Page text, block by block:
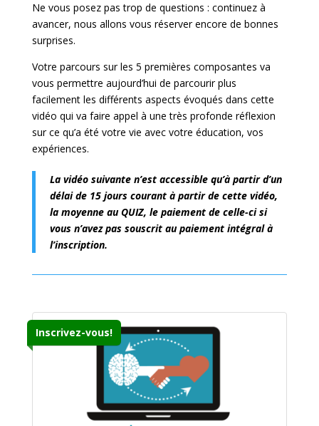
Ne vous posez pas trop de questions : continuez à
avancer, nous allons vous réserver encore de bonnes
surprises.
Votre parcours sur les 5 premières composantes va
vous permettre aujourd’hui de parcourir plus
facilement les différents aspects évoqués dans cette
vidéo qui va faire appel à une très profonde réflexion
sur ce qu’a été votre vie avec votre éducation, vos
expériences.
La vidéo suivante n’est accessible qu’à partir d’un
délai de 15 jours courant à partir de cette vidéo,
la moyenne au QUIZ, le paiement de celle-ci si
vous n’avez pas souscrit au paiement intégral à
l’inscription.
Inscrivez-vous!